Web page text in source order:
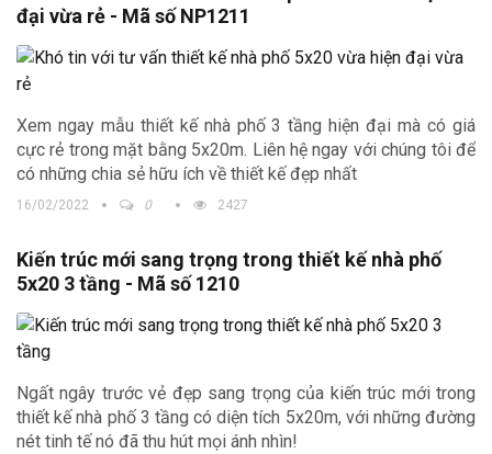
đại vừa rẻ - Mã số NP1211
Xem ngay mẫu thiết kế nhà phố 3 tầng hiện đại mà có giá
cực rẻ trong mặt bằng 5x20m. Liên hệ ngay với chúng tôi để
có những chia sẻ hữu ích về thiết kế đẹp nhất
16/02/2022 0 2427
Kiến trúc mới sang trọng trong thiết kế nhà phố
5x20 3 tầng - Mã số 1210
Ngất ngây trước vẻ đẹp sang trọng của kiến trúc mới trong
thiết kế nhà phố 3 tầng có diện tích 5x20m, với những đường
nét tinh tế nó đã thu hút mọi ánh nhìn!